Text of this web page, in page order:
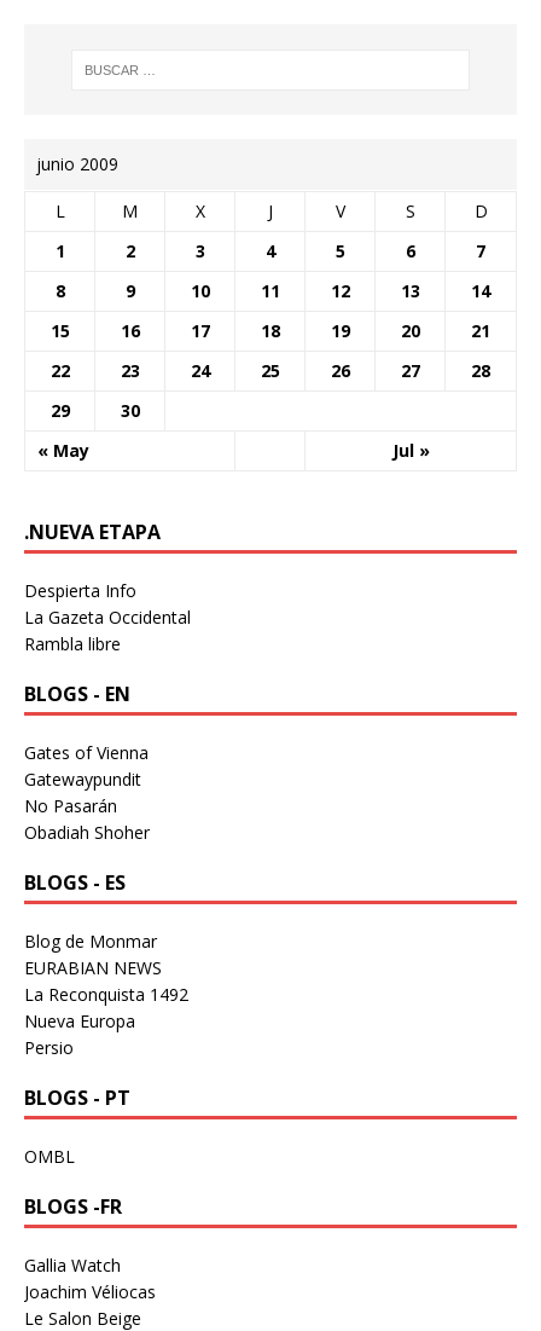
junio 2009
L M X J V S D
« May Jul »
1 2 3 4 5 6
7
8
9 10 11 12 13
14
15
16 17 18 19 20
21
22
23 24 25 26 27
28
29
30
.NUEVA ETAPA
Despierta Info
La Gazeta Occidental
Rambla libre
BLOGS - EN
Gates of Vienna
Gatewaypundit
No Pasarán
Obadiah Shoher
BLOGS - ES
Blog de Monmar
EURABIAN NEWS
La Reconquista 1492
Nueva Europa
Persio
BLOGS - PT
OMBL
BLOGS -FR
Gallia Watch
Joachim Véliocas
Le Salon Beige